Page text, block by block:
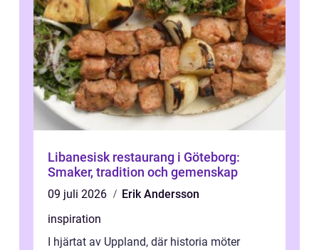
Libanesisk restaurang i Göteborg:
Smaker, tradition och gemenskap
09 juli 2026
Erik Andersson
inspiration
I hjärtat av Uppland, där historia möter